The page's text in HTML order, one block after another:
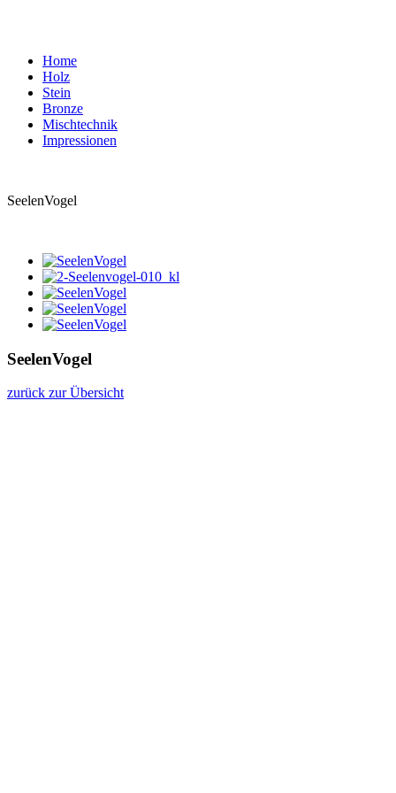
Home
Holz
Stein
Bronze
Mischtechnik
Impressionen
SeelenVogel
SeelenVogel
zurück zur Übersicht